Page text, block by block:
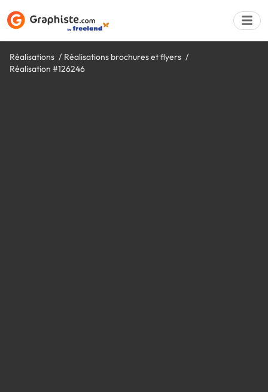
Réalisations
Réalisations brochures et flyers
Réalisation #126246